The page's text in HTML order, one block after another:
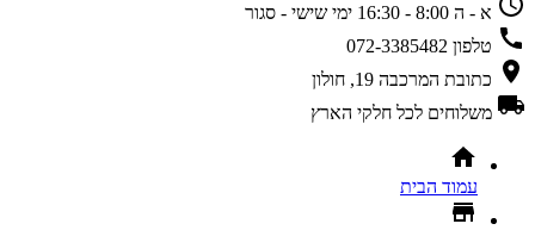
א - ה 8:00 - 16:30
ימי שישי - סגור
טלפון 072-3385482
כתובת המרכבה 19, חולון
משלוחים לכל חלקי הארץ
עמוד הבית